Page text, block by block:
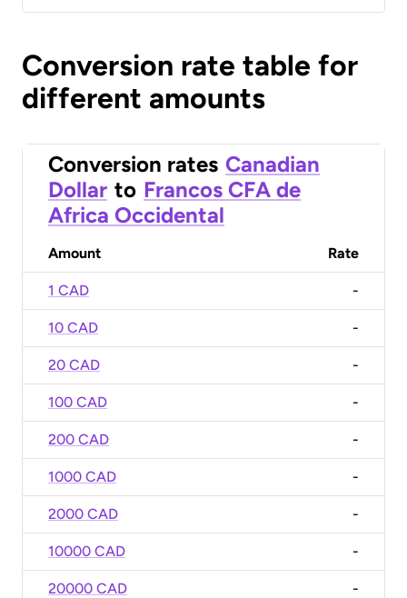
Conversion rate table for
different amounts
Conversion rates Canadian
Dollar to Francos CFA de
Africa Occidental
Amount Rate
1 CAD -
10 CAD -
20 CAD -
100 CAD -
200 CAD -
1000 CAD -
2000 CAD -
10000 CAD -
20000 CAD -